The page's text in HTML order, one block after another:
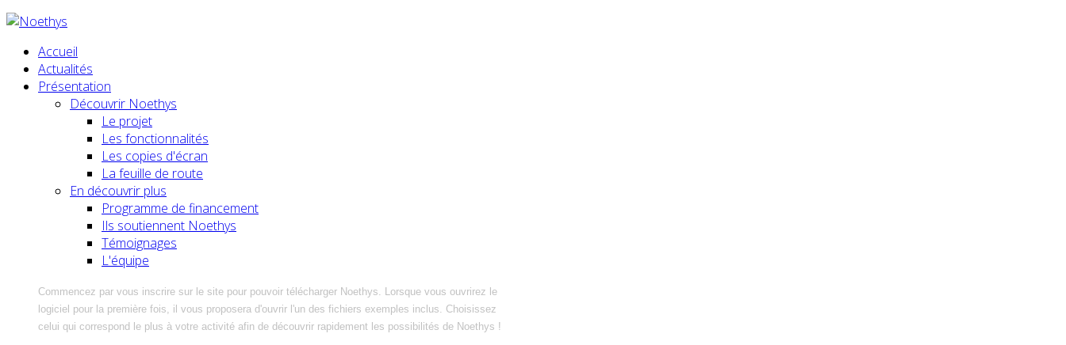
Accueil
Actualités
Présentation
Découvrir Noethys
Le projet
Les fonctionnalités
Les copies d'écran
La feuille de route
En découvrir plus
Programme de financement
Ils soutiennent Noethys
Témoignages
L'équipe
Commencez par vous inscrire sur le site pour pouvoir télécharger Noethys. Lorsque vous ouvrirez le
logiciel pour la première fois, il vous proposera d'ouvrir l'un des fichiers exemples inclus. Choisissez
celui qui correspond le plus à votre activité afin de découvrir rapidement les possibilités de Noethys !